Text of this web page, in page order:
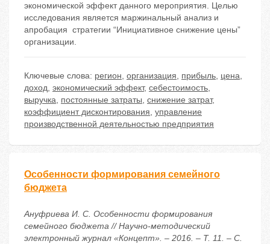
экономической эффект данного мероприятия. Целью
исследования является маржинальный анализ и
апробация стратегии “Инициативное снижение цены”
организации.
Ключевые слова: регион, организация, прибыль, цена,
доход, экономический эффект, себестоимость,
выручка, постоянные затраты, снижение затрат,
коэффициент дисконтирования, управление
производственной деятельностью предприятия
Особенности формирования семейного
бюджета
Ануфриева И. С. Особенности формирования
семейного бюджета // Научно-методический
электронный журнал «Концепт». – 2016. – Т. 11. – С.